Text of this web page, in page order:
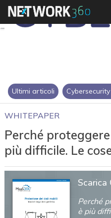
Ultimi articoli
WHITEPAPER
Perché
più difficile. Le
Scarica
Perché
è più